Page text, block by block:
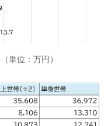
単位：万円）